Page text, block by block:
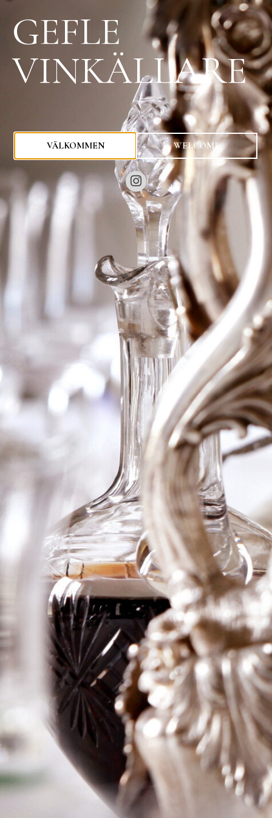
2018 Morey-
Saint-Denis Les
Broc
Logga in för att se priset
Art.nr: 21003-01
Information
Producent David Duband
Årgång 2018
Land Frankrike
Område Bourgogne Premier Cru
Färg Rött
75cl
GEFLE
VINKÄLLARE
VÄLKOMMEN WELCOME